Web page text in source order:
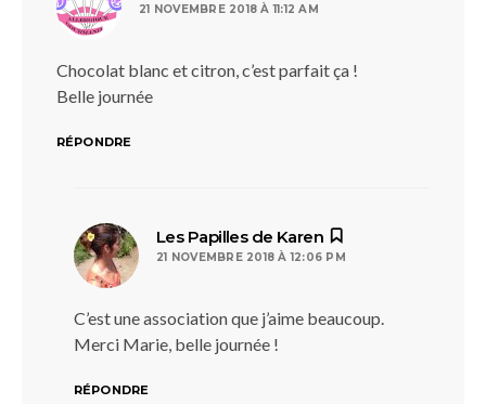
21 NOVEMBRE 2018 À 11:12 AM
Chocolat blanc et citron, c’est parfait ça !
Belle journée
RÉPONDRE
Les Papilles de Karen
21 NOVEMBRE 2018 À 12:06 PM
C’est une association que j’aime beaucoup.
Merci Marie, belle journée !
RÉPONDRE